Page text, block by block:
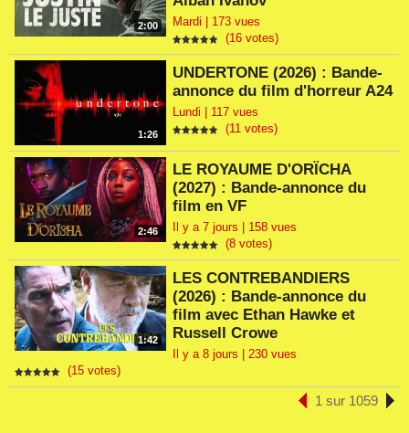
2:00
Mardi | 173 vues
(16 votes)
1:26
UNDERTONE (2026) : Bande-
annonce du film d'horreur A24
Lundi | 117 vues
(11 votes)
2:46
LE ROYAUME D'ORÏCHA
(2027) : Bande-annonce du
film en VF
Il y a 7 jours | 158 vues
(8 votes)
1:42
LES CONTREBANDIERS
(2026) : Bande-annonce du
film avec Ethan Hawke et
Russell Crowe
Il y a 8 jours | 230 vues
(15 votes)
1 sur 1059